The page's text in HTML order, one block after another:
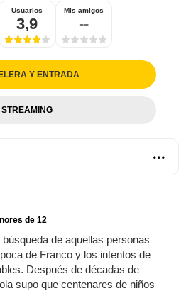
Usuarios
3,9
Mis amigos
--
Y ENTRADA
STREAMING
de 12
búsqueda de aquellas personas
de Franco y los intentos de
Después de décadas de
supo que centenares de niños